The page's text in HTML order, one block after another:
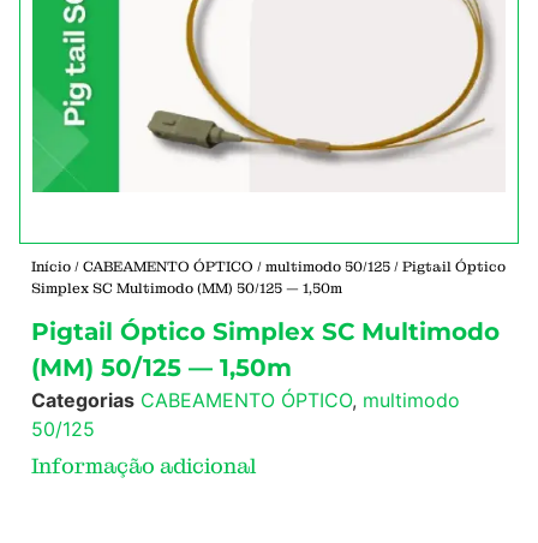
Início/CABEAMENTO ÓPTICO /multimodo 50/125/ Pigtail Óptico
Simplex SC Multimodo (MM) 50/125 — 1,50m
Pigtail Óptico Simplex SC Multimodo
(MM) 50/125 — 1,50m
Categorias CABEAMENTO ÓPTICO, multimodo
50/125
Informação adicional